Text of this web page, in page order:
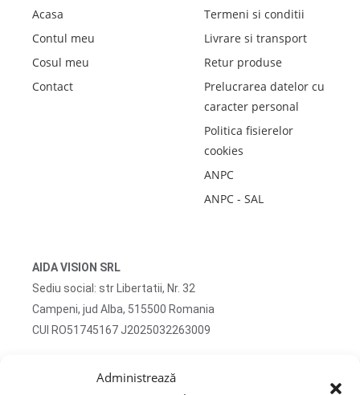
Administrează
Acasa
Contul meu
Cosul meu
Contact
Termeni si conditii
Livrare si transport
Retur produse
Prelucrarea datelor cu
caracter personal
Politica fisierelor
cookies
ANPC
ANPC - SAL
AIDA VISION SRL
Sediu social: str Libertatii, Nr. 32
Campeni, jud Alba, 515500 Romania
CUI RO51745167 J2025032263009